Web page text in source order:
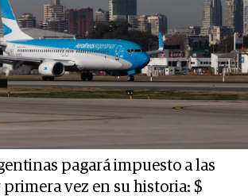
pagará impuesto a las
vez en su historia: $